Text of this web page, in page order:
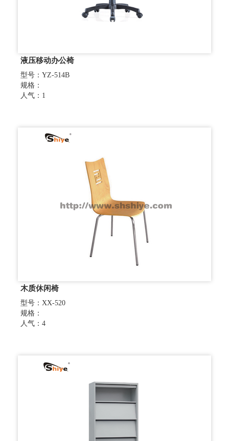
液压移动办公椅
型号：YZ-514B
规格：
人气：1
木质休闲椅
型号：XX-520
规格：
人气：4